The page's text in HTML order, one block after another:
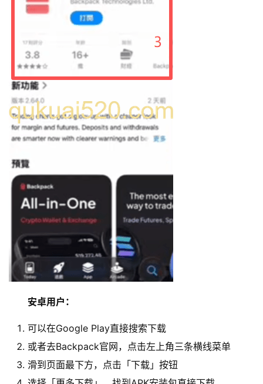
安卓用户：
可以在Google Play直接搜索下载
或者去Backpack官网，点击左上角三条横线菜单
滑到页面最下方，点击「下载」按钮